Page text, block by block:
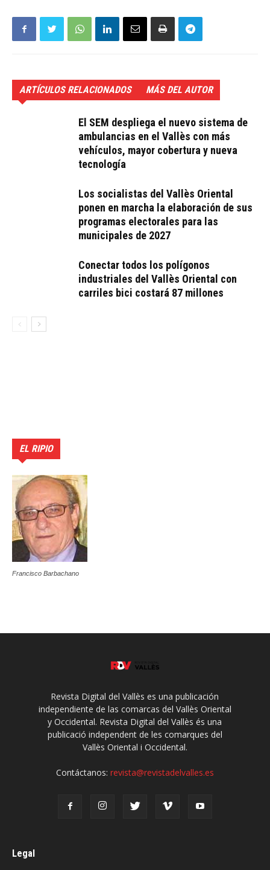
ARTÍCULOS RELACIONADOS MÁS DEL AUTOR
El SEM despliega el nuevo sistema de
ambulancias en el Vallès con más
vehículos, mayor cobertura y nueva
tecnología
Los socialistas del Vallès Oriental
ponen en marcha la elaboración de sus
programas electorales para las
municipales de 2027
Conectar todos los polígonos
industriales del Vallès Oriental con
carriles bici costará 87 millones
EL RIPIO
Francisco Barbachano
Revista Digital del Vallès es una publicación
independiente de las comarcas del Vallès Oriental
y Occidental. Revista Digital del Vallès és una
publicació independent de les comarques del
Vallès Oriental i Occidental.
Contáctanos: revista@revistadelvalles.es
Legal